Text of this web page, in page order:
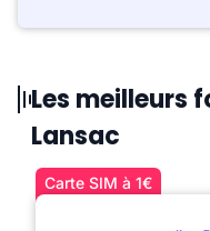
Les meilleurs
Lansac
Carte SIM à 1€